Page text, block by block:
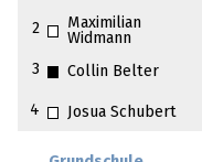
2
Maximilian
Widmann
3 Collin Belter
4 Josua Schubert